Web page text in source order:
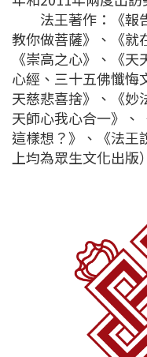
法王著作：《報
教你做菩薩》、《就
《崇高之心》、《天
心經、三十五佛懺悔
天慈悲喜捨》、《妙
天師心我心合一》、
這樣想？》、《法王
上均為眾生文化出版）